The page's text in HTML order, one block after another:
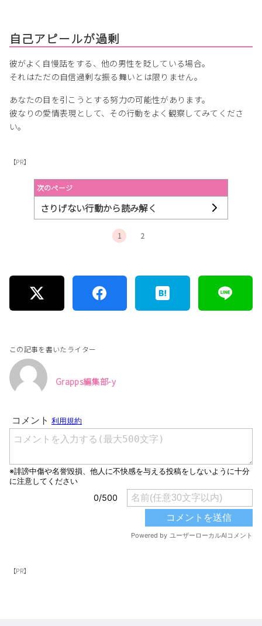
自己アピールが過剰
彼がよく自慢話をする、他の男性を貶している場合。
それはただの自信過剰な振る舞いとは限りません。
あなたの目を引こうとする努力の可能性があります。
彼なりの愛情表現として、その行動をよく観察してみてくださ
い。
【PR】
次のページ
さりげない行動から読み解く
1 2
この記事を書いたライター
Grapps編集部-y
【PR】